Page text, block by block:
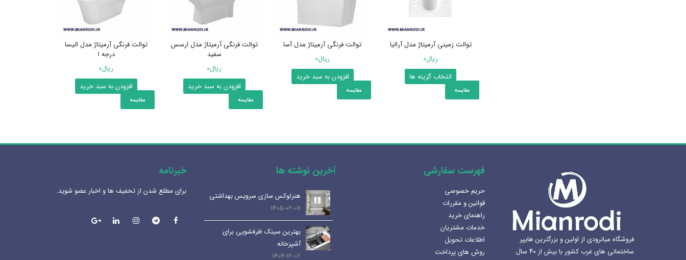
توالت زمینی آرمیتاژ مدل آرالیا
ریال0
انتخاب گزینه ها
محصول
باشد.
مقایسه
توالت فرنگی آرمیتاژ مدل آسا
ریال0
افزودن به سبد خرید
مقایسه
توالت فرنگی آرمیتاژ مدل ارسس
سفید
ریال0
افزودن به سبد خرید
مقایسه
توالت فرنگی آرمیتاژ مدل الیسا
درجه 1
ریال0
افزودن به سبد خرید
مقایسه
فروشگاه میانرودی از اولین و بزرگترین هایپر
ساختمانی های غرب کشور با بیش از ۴۰ سال
فهرست سفارشی
حریم خصوصی
قوانین و مقررات
راهنمای خرید
خدمات مشتریان
اطلاعات تحویل
روش های پرداخت
آخرین نوشته ها
هنرلوکس سازی سرویس بهداشتی
1405-02-07
بهترین سینک ظرفشویی برای
آشپزخانه
1404-12-02
هنرلوکس سازی سرویس بهداشتی
1405-02-07
بهترین سینک ظرفشویی برای
آشپزخانه
1404-12-02
آینه المنت دار یا آینه معمولی؟
1404-07-08
خبرنامه
برای مطلع شدن از تخفیف ها و اخبار عضو شوید.